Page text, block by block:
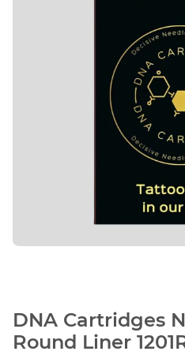
DNA Cartridges
Round Liner